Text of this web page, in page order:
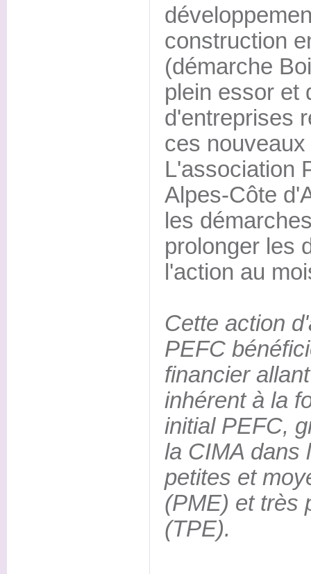
construction
(démarche
plein essor et
d'entreprises
ces
L'association
Alpes-Côte
les
prolonger les
l'action au
Cette action
PEFC
financier
inhérent à la
initial PEFC,
la CIMA dans
petites et
(PME) et très
(TPE).